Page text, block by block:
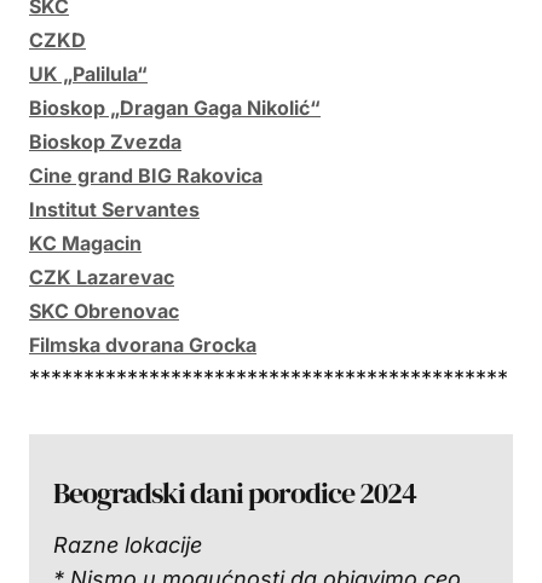
SKC
CZKD
UK „Palilula“
Bioskop „Dragan Gaga Nikolić“
Bioskop Zvezda
Cine grand BIG Rakovica
Institut Servantes
KC Magacin
CZK Lazarevac
SKC Obrenovac
Filmska dvorana Grocka
********************************************
Beogradski dani porodice 2024
Razne lokacije